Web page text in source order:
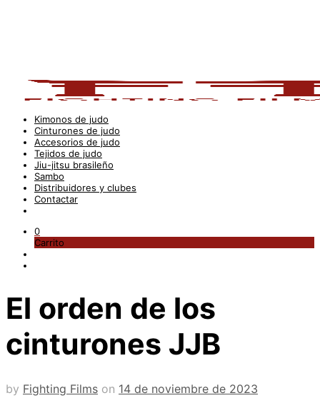
Kimonos de judo
Cinturones de judo
Accesorios de judo
Tejidos de judo
Jiu-jitsu brasileño
Sambo
Distribuidores y clubes
Contactar
0
Carrito
El orden de los
cinturones JJB
by Fighting Films on 14 de noviembre de 2023